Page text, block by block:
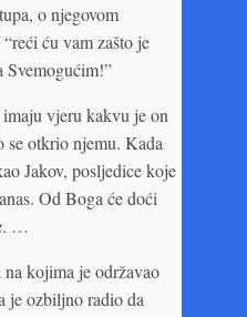
o njegovom
ću vam zašto je
Svemogućim!”
vjeru kakvu je on
se otkrio njemu. Kada
Jakov, posljedice koje
Od Boga će doći
…
kojima je održavao
je ozbiljno radio da